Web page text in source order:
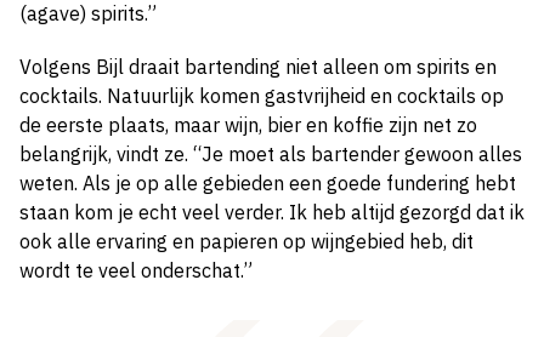
(agave) spirits.”
Volgens Bijl draait bartending niet alleen om spirits en
cocktails. Natuurlijk komen gastvrijheid en cocktails op
de eerste plaats, maar wijn, bier en koffie zijn net zo
belangrijk, vindt ze. “Je moet als bartender gewoon alles
weten. Als je op alle gebieden een goede fundering hebt
staan kom je echt veel verder. Ik heb altijd gezorgd dat ik
ook alle ervaring en papieren op wijngebied heb, dit
wordt te veel onderschat.”